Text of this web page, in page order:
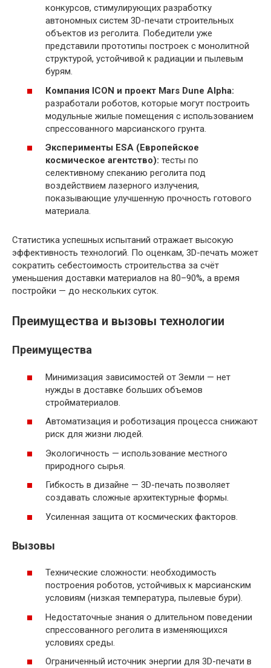
конкурсов, стимулирующих разработку
автономных систем 3D-печати строительных
объектов из реголита. Победители уже
представили прототипы построек с монолитной
структурой, устойчивой к радиации и пылевым
бурям.
Компания ICON и проект Mars Dune Alpha:
разработали роботов, которые могут построить
модульные жилые помещения с использованием
спрессованного марсианского грунта.
Эксперименты ESA (Европейское
космическое агентство): тесты по
селективному спеканию реголита под
воздействием лазерного излучения,
показывающие улучшенную прочность готового
материала.
Статистика успешных испытаний отражает высокую
эффективность технологий. По оценкам, 3D-печать может
сократить себестоимость строительства за счёт
уменьшения доставки материалов на 80–90%, а время
постройки — до нескольких суток.
Преимущества и вызовы технологии
Преимущества
Минимизация зависимостей от Земли — нет
нужды в доставке больших объемов
стройматериалов.
Автоматизация и роботизация процесса снижают
риск для жизни людей.
Экологичность — использование местного
природного сырья.
Гибкость в дизайне — 3D-печать позволяет
создавать сложные архитектурные формы.
Усиленная защита от космических факторов.
Вызовы
Технические сложности: необходимость
построения роботов, устойчивых к марсианским
условиям (низкая температура, пылевые бури).
Недостаточные знания о длительном поведении
спрессованного реголита в изменяющихся
условиях среды.
Ограниченный источник энергии для 3D-печати в